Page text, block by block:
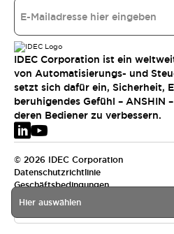
Hier auswählen
IDEC Corporation ist ein
von Automatisierungs- und
setzt sich dafür ein, Sicherheit,
beruhigendes Gefühl – ANSHIN
deren Bediener zu verbessern.
© 2026 IDEC Corporation
Datenschutzrichtlinie
Geschäftsbedingungen
EMEA